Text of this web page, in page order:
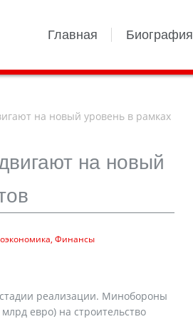
Главная Биография
на новый уровень в рамках
на новый
Финансы
реализации. Минобороны
евро) на строительство